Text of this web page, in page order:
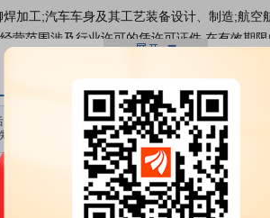
加工;汽车车身及其工艺装备设计、制造;航
营范围涉及行业许可的凭许可证件,在有效期
计、生产与销售
件、检具及装焊夹具。公司作为全球生产规
平、国际领先的生产装备、居于行业首位的
国汽车模具行业整体实力已迈上了新台阶：
为代表的少数优秀企业已能自主研制生产中
先进水平。我国模具产品水平、质量和档次显
10日涨
幅(%)
部买入合
上榜营业
部卖出合
计(万)
上榜营业
部买卖净
额合计(万)
-4.86 14618.53 13133.26 1485.27
14618.53 13133.26 1485.27
44406.42 -27281.82